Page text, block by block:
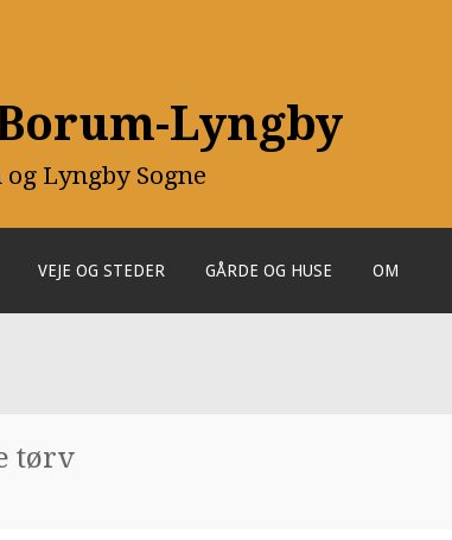
Lyngby
Lyngby Sogne
VEJE OG STEDER GÅRDE OG HUSE OM
tørv